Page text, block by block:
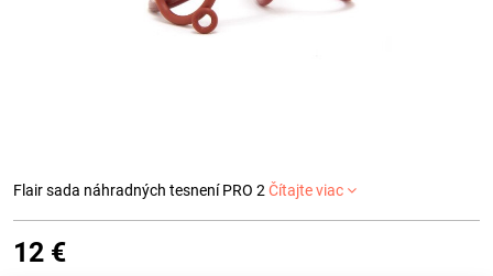
Flair sada náhradných tesnení PRO 2 Čítajte viac
12 €